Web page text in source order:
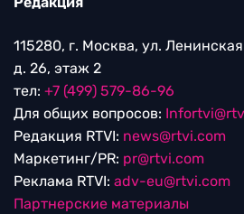
115280, г. Москва, ул.
д. 26, этаж 2
тел: +7 (499) 579-86-96
Для общих вопросов:
Редакция RTVI: news@rtvi.com
Маркетинг/PR: pr@rtvi.com
Реклама RTVI: adv-eu@rtvi.com
Партнерские материалы